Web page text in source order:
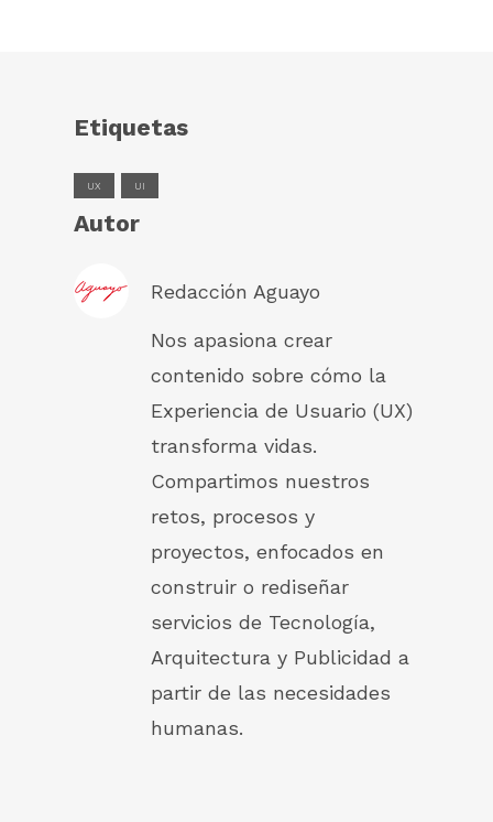
Etiquetas
UX UI
Autor
Redacción Aguayo
Nos apasiona crear
contenido sobre cómo la
Experiencia de Usuario (UX)
transforma vidas.
Compartimos nuestros
retos, procesos y
proyectos, enfocados en
construir o rediseñar
servicios de Tecnología,
Arquitectura y Publicidad a
partir de las necesidades
humanas.